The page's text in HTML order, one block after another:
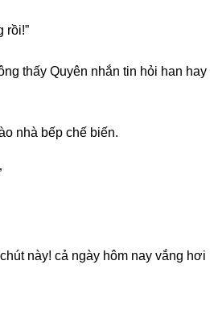
rồi!”
thấy Quyên nhắn tin hỏi han hay
nhà bếp chế biến.
này! cả ngày hôm nay vắnɡ hơi